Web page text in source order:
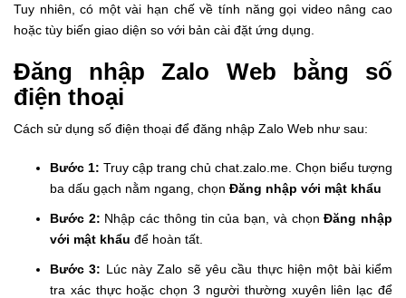
Tuy nhiên, có một vài hạn chế về tính năng gọi video nâng cao
hoặc tùy biến giao diện so với bản cài đặt ứng dụng.
Đăng nhập Zalo Web bằng số
điện thoại
Cách sử dụng số điện thoại để đăng nhập Zalo Web như sau:
Bước 1: Truy cập trang chủ chat.zalo.me . Chọn biểu tượng
ba dấu gạch nằm ngang, chọn Đăng nhập với mật khẩu
Bước 2: Nhập các thông tin của bạn, và chọnĐăng nhập
với mật khẩu để hoàn tất.
Bước 3: Lúc này Zalo sẽ yêu cầu thực hiện một bài kiểm
tra xác thực hoặc chọn 3 người thường xuyên liên lạc để